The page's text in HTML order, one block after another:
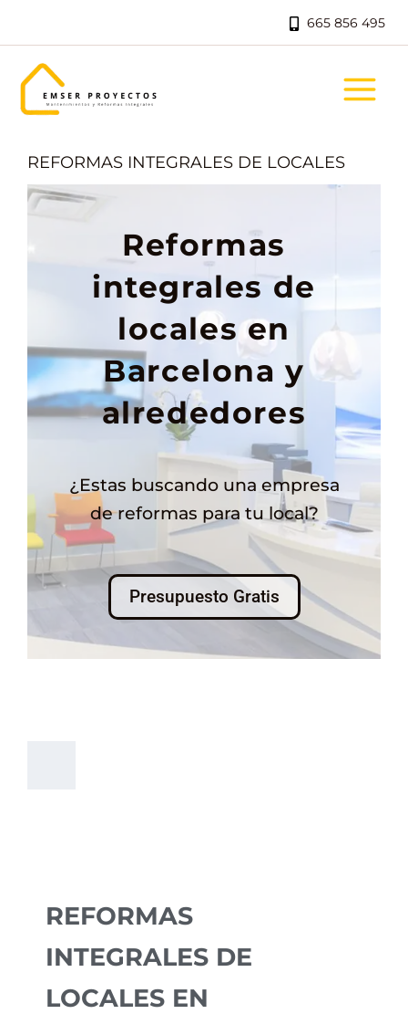
contenido
665 856 495
REFORMAS INTEGRALES DE LOCALES
Reformas
integrales de
locales en
Barcelona y
alrededores
¿Estas buscando una empresa
de reformas para tu local?
Presupuesto Gratis
REFORMAS
INTEGRALES DE
LOCALES EN